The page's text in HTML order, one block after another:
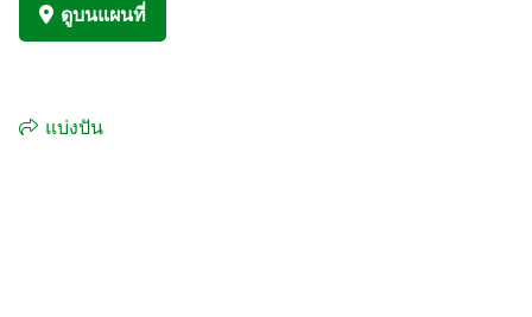
ดูบนแผนที่
แบ่งปัน